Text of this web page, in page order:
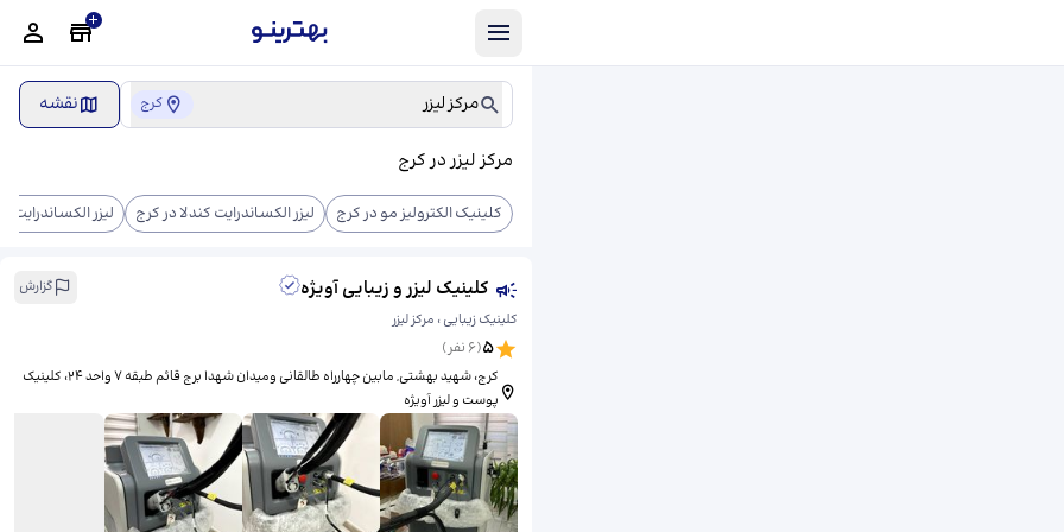
مرکز لیزر کرج نقشه
مرکز لیزر در کرج
کلینیک الکترولیز مو در کرج لیزر الکساندرایت کندلا در کرج لیزر الکساندرایت
کلینیک لیزر و زیبایی آویژه
گزارش
کلینیک زیبایی ، مرکز لیزر
5
(
6 نفر)
کرج، شهید بهشتى, مابین چهارراه طالقانی ومیدان شهدا برج قائم طبقه ۷ واحد ۲۴، کلینیک
پوست و لیزر آویژه